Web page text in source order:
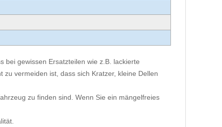
bei gewissen Ersatzteilen wie z.B. lackierte
vermeiden ist, dass sich Kratzer, kleine Dellen
zu finden sind. Wenn Sie ein mängelfreies